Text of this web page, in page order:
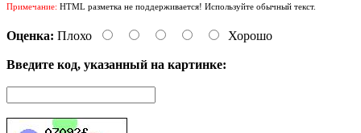
Примечание: HTML разметка не поддерживается! Используйте обычный текст.
Оценка: Плохо Хорошо
Введите код, указанный на картинке: